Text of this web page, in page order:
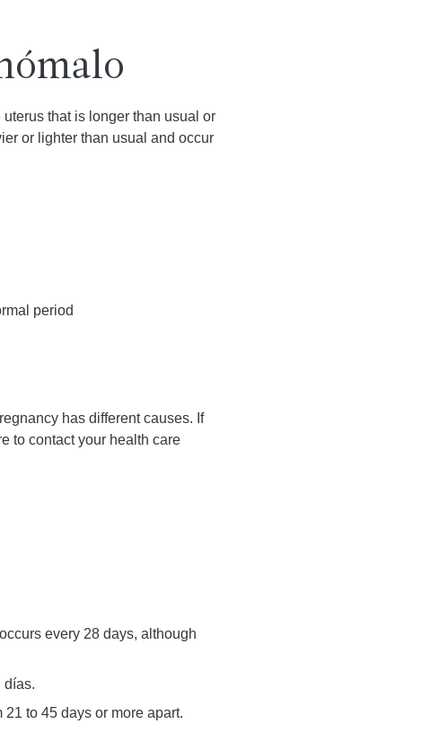
that is longer than usual or
or lighter than usual and occur
period
has different causes. If
to contact your health care
every 28 days, although
días.
to 45 days or more apart.